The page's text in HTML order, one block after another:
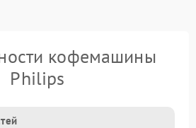
кофемашины
Philips